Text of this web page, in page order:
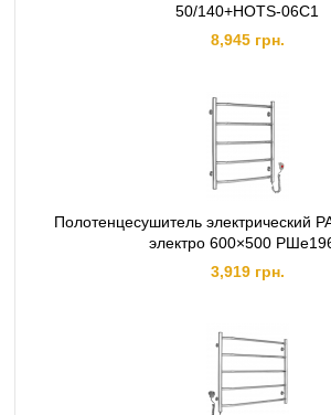
50/140+HOTS-06C1
8,945 грн.
Полотенцесушитель электрический
электро 600×500
3,919 грн.